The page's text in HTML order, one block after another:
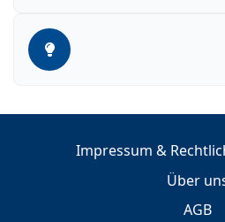
Impressum &
Über
AGB